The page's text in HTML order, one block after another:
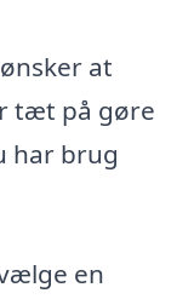
at
tæt på gøre
har brug
en